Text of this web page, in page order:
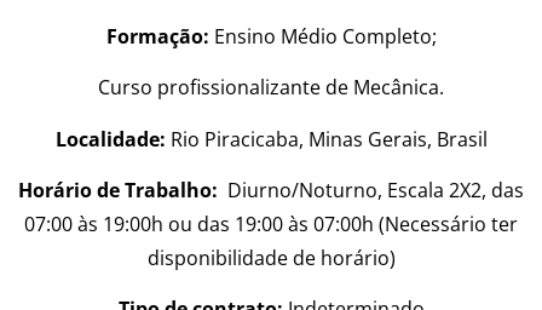
Formação: Ensino Médio Completo;
Curso profissionalizante de Mecânica.
Localidade: Rio Piracicaba, Minas Gerais, Brasil
Horário de Trabalho: Diurno/Noturno, Escala 2X2, das
07:00 às 19:00h ou das 19:00 às 07:00h (Necessário ter
disponibilidade de horário)